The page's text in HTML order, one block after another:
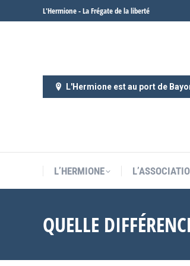
L'Hermione - La Frégate de la liberté
L'Hermione est au port de
L’HERMIONE
QUELLE
L’HERMIONE